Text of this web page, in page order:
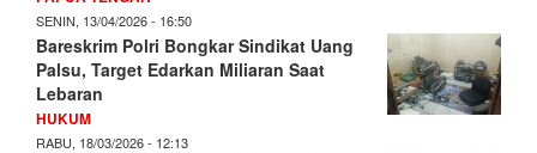
SENIN, 13/04/2026 - 16:50
Bareskrim Polri Bongkar Sindikat Uang
Palsu, Target Edarkan Miliaran Saat
Lebaran
HUKUM
RABU, 18/03/2026 - 12:13